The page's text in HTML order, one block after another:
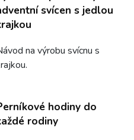
svícen s jedlou
na výrobu svícnu s
hodiny do
rodiny